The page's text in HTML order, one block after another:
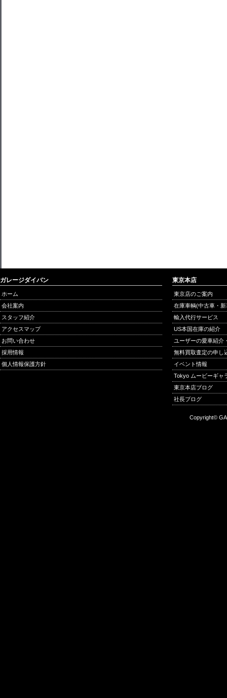
ガレージダイバン
ホーム
会社案内
スタッフ紹介
アクセスマップ
お問い合わせ
採用情報
個人情報保護方針
東京本店
東京店のご案内
在庫車輌(中古車・
輸入代行サービス
US本国在庫の紹介
ユーザーの愛車紹介
無料買取査定の申し
イベント情報
Tokyo ムービーギャ
東京本店ブログ
社長ブログ
Copyright©